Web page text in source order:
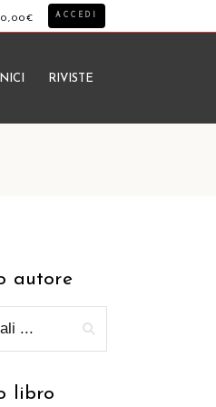
0,00€ ACCEDI
RIVISTE
autore
libro